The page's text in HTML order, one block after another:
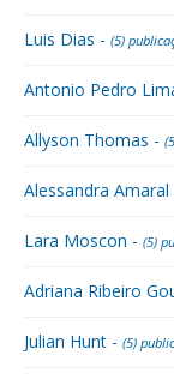
Luis Dias - (5)
Antonio Pedro
Allyson Thomas -
Alessandra Amaral
Lara Moscon - (5)
Adriana Ribeiro
Julian Hunt - (5)